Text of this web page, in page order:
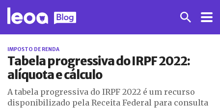
IMPOSTO DE RENDA
Tabela progressiva do IRPF 2022:
alíquota e cálculo
A tabela progressiva do IRPF 2022 é um recurso
disponibilizado pela Receita Federal para consulta